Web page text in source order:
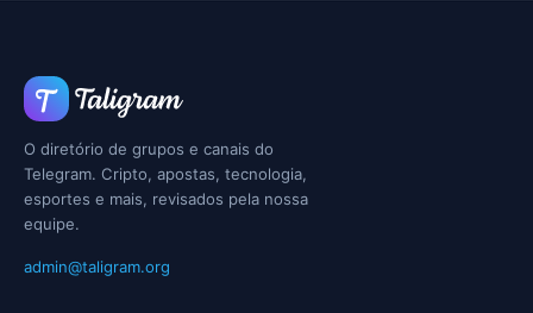
O diretório de grupos e canais do
Telegram. Cripto, apostas, tecnologia,
esportes e mais, revisados pela nossa
equipe.
admin@taligram.org